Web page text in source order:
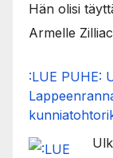
Hän olisi
Armelle
:LUE PUHE: